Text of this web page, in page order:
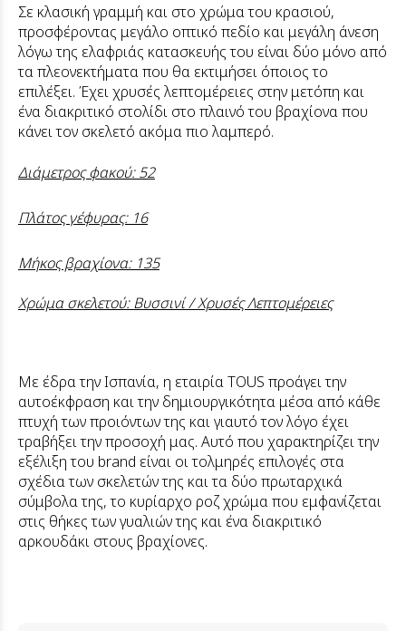
Σε κλασική γραμμή και στο χρώμα του κρασιού,
προσφέροντας μεγάλο οπτικό πεδίο και μεγάλη άνεση
λόγω της ελαφριάς κατασκευής του είναι δύο μόνο από
τα πλεονεκτήματα που θα εκτιμήσει όποιος το
επιλέξει. Έχει χρυσές λεπτομέρειες στην μετόπη και
ένα διακριτικό στολίδι στο πλαινό του βραχίονα που
κάνει τον σκελετό ακόμα πιο λαμπερό.
Διάμετρος φακού: 52
Πλάτος γέφυρας: 16
Μήκος βραχίονα: 135
Χρώμα σκελετού: Βυσσινί / Χρυσές Λεπτομέρειες
Με έδρα την Ισπανία, η εταιρία ΤΟUS προάγει την
αυτοέκφραση και την δημιουργικότητα μέσα από κάθε
πτυχή των προιόντων της και γιαυτό τον λόγο έχει
τραβήξει την προσοχή μας. Αυτό που χαρακτηρίζει την
εξέλιξη του brand είναι οι τολμηρές επιλογές στα
σχέδια των σκελετών της και τα δύο πρωταρχικά
σύμβολα της, το κυρίαρχο ροζ χρώμα που εμφανίζεται
στις θήκες των γυαλιών της και ένα διακριτικό
αρκουδάκι στους βραχίονες.